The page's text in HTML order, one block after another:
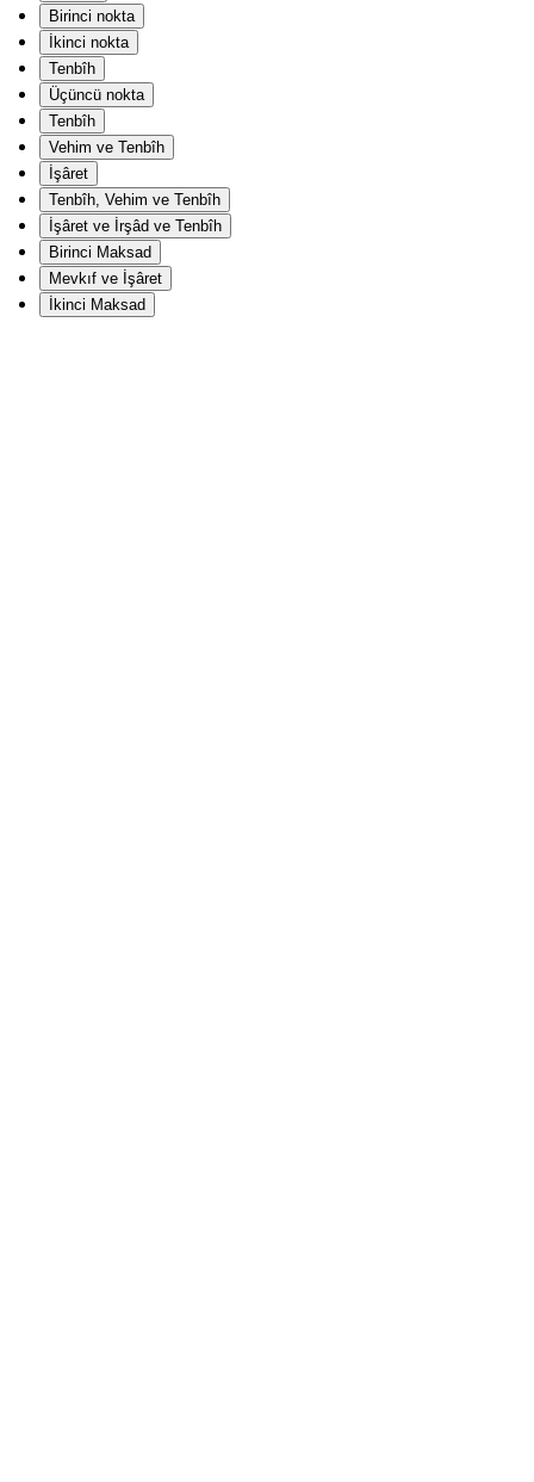
Birinci nokta
İkinci nokta
Tenbîh
Üçüncü nokta
Tenbîh
Vehim ve Tenbîh
İşâret
Tenbîh, Vehim ve Tenbîh
İşâret ve İrşâd ve Tenbîh
Birinci Maksad
Mevkıf ve İşâret
İkinci Maksad